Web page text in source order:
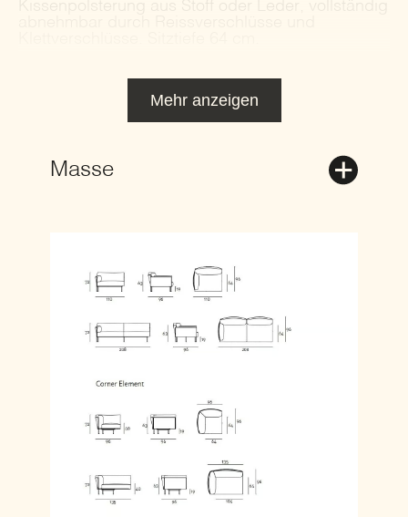
Mehr anzeigen
Masse